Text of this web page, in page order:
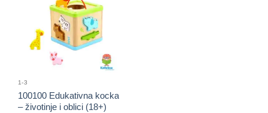
Sačuvaj
proizvod
1-3
100100 Edukativna kocka
– životinje i oblici (18+)